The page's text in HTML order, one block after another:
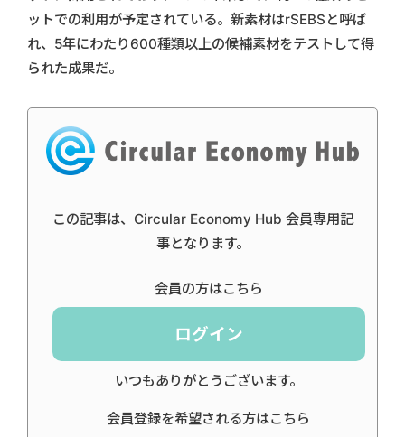
ットでの利用が予定されている。新素材はrSEBSと呼ば
れ、5年にわたり600種類以上の候補素材をテストして得
られた成果だ。
この記事は、Circular Economy Hub 会員専用記
事となります。
会員の方はこちら
ログイン
いつもありがとうございます。
会員登録を希望される方はこちら